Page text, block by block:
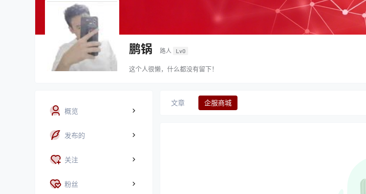
鹏锅 路人 Lv0
这个人很懒，什么都没有留下！
概览
发布的
关注
粉丝
文章 企服商城